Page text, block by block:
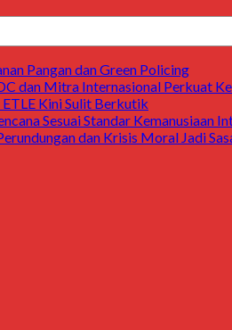
Pangan dan Green Policing
dan Mitra Internasional Perkuat
Kini Sulit Berkutik
Sesuai Standar Kemanusiaan
dan Krisis Moral Jadi